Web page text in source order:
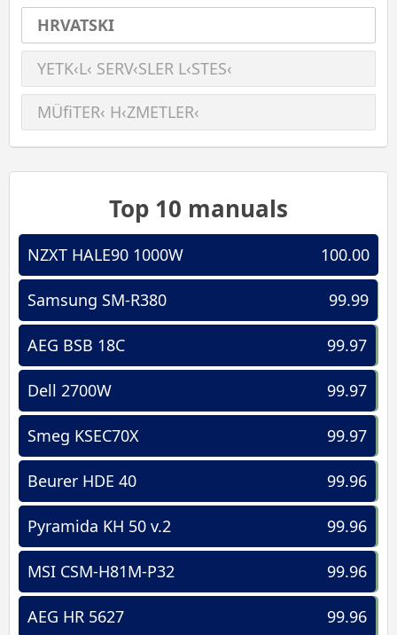
HRVATSKI
YETK‹L‹ SERV‹SLER L‹STES‹
MÜﬁTER‹ H‹ZMETLER‹
Top 10 manuals
100.00
NZXT HALE90 1000W
99.99
Samsung SM-R380
99.97
AEG BSB 18C
99.97
Dell 2700W
99.97
Smeg KSEC70X
99.96
Beurer HDE 40
99.96
Pyramida KH 50 v.2
99.96
MSI CSM-H81M-P32
99.96
AEG HR 5627